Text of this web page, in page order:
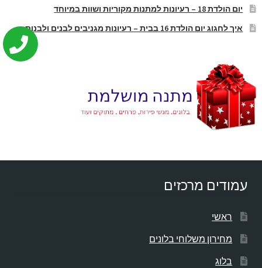
יום הולדת 18 – רעיונות למתנות מקוריות ושוות במיוחד
איך לחגוג יום הולדת 16 בבית – רעיונות מגניבים לבנים ולבנות
עמודים מרכזים
ראשי
מחירון משלוחי בלונים
בלוג